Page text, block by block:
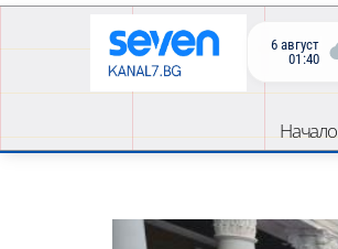
6 август
01:40
Начало